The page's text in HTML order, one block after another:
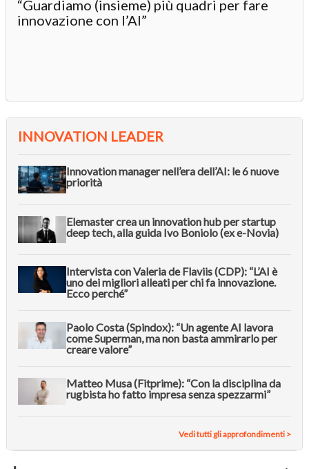
“Guardiamo (insieme) più quadri per fare
innovazione con l’AI”
INNOVATION LEADER
Innovation manager nell’era dell’AI: le 6 nuove
priorità
Elemaster crea un innovation hub per startup
deep tech, alla guida Ivo Boniolo (ex e-Novia)
Intervista con Valeria de Flaviis (CDP): “L’AI è
uno dei migliori alleati per chi fa innovazione.
Ecco perché”
Paolo Costa (Spindox): “Un agente AI lavora
come Superman, ma non basta ammirarlo per
creare valore”
Matteo Musa (Fitprime): “Con la disciplina da
rugbista ho fatto impresa senza spezzarmi”
Vedi tutti gli approfondimenti >